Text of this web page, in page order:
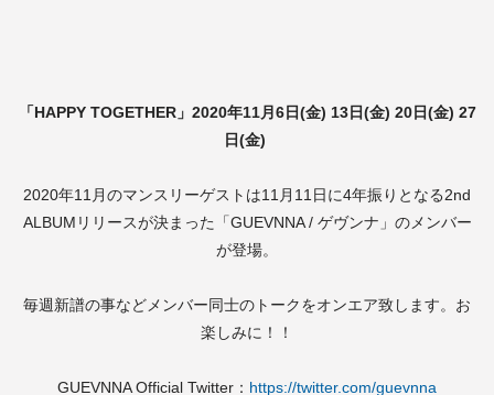
「HAPPY TOGETHER」2020年11月6日(金) 13日(金) 20日(金) 27
日(金)
2020年11月のマンスリーゲストは11月11日に4年振りとなる2nd
ALBUMリリースが決まった「GUEVNNA / ゲヴンナ」のメンバー
が登場。
毎週新譜の事などメンバー同士のトークをオンエア致します。お
楽しみに！！
GUEVNNA Official Twitter： https://twitter.com/guevnna